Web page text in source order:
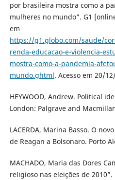
por brasileira mostra como a
mulheres no mundo”. G1
em
https://g1.globo.com/saude/
renda-educacao-e-violencia-
mostra-como-a-pandemia-
mundo.ghtml. Acesso em 20/
HEYWOOD, Andrew. Political
London: Palgrave and
LACERDA, Marina Basso. O
de Reagan a Bolsonaro. Porto
MACHADO, Maria das Dores
religioso nas eleições de